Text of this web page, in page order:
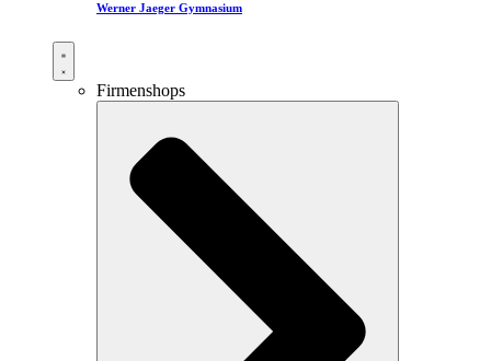
Werner Jaeger Gymnasium
Firmenshops